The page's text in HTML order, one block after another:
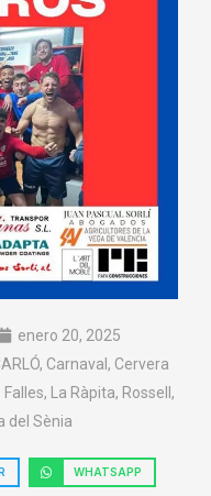
enero 20, 2025
, Carnaval , Cervera
Falles, La Ràpita, Rossell ,
del Sènia
WHATSAPP